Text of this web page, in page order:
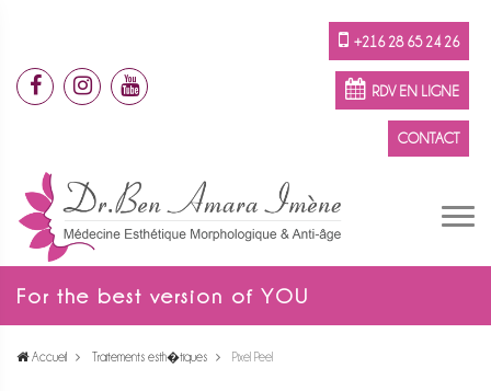
+216 28 65 24 26
RDV EN LIGNE
CONTACT
For the best version of YOU
Accueil Traitements esth�tiques Pixel Peel